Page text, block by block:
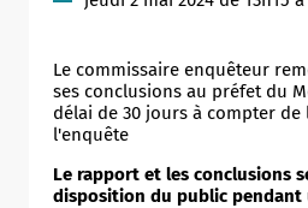
Le commissaire enquêteur
ses conclusions au préfet du
délai de 30 jours à compter
l'enquête
Le rapport et les conclusions
disposition du public pendant